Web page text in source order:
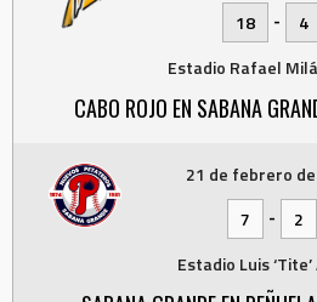
18
-
4
Estadio Rafael
CABO ROJO EN SABANA
21 de febrero
7
-
2
Estadio Luis